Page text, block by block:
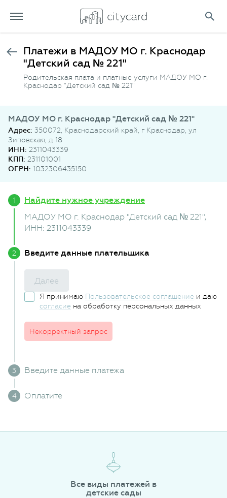
Платежи в МАДОУ МО г. Краснодар
"Детский сад № 221"
Родительская плата и платные услуги МАДОУ МО г.
Краснодар "Детский сад № 221"
МАДОУ МО г. Краснодар "Детский сад № 221"
Адрес: 350072, Краснодарский край, г Краснодар, ул
Зиповская, д 18
ИНН: 2311043339
КПП: 231101001
ОГРН: 1032306435150
Найдите нужное учреждение
МАДОУ МО г. Краснодар "Детский сад № 221",
ИНН: 2311043339
Введите данные плательщика
Далее
Я принимаю Пользовательское соглашение и даю
согласие на обработку персональных данных
Некорректный запрос
Введите данные платежа
Оплатите
Все виды платежей в
детские сады